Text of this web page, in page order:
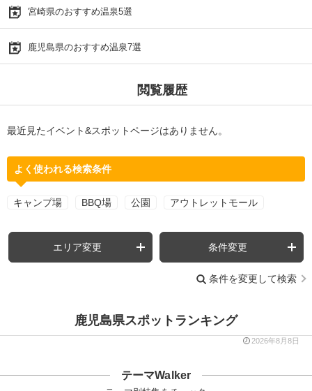
宮崎県のおすすめ温泉5選
鹿児島県のおすすめ温泉7選
閲覧履歴
最近見たイベント&スポットページはありません。
よく使われる検索条件
キャンプ場 BBQ場 公園 アウトレットモール
エリア変更 条件変更
条件を変更して検索
鹿児島県スポットランキング
2026年8月8日
テーマWalker